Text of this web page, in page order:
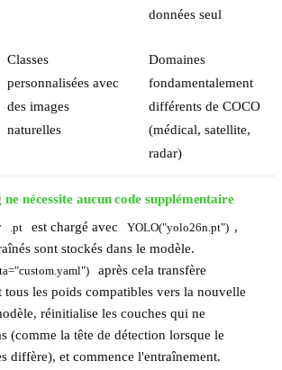
données seul
Classes
personnalisées avec
des images
naturelles
Domaines
fondamentalement
différents de COCO
(médical, satellite,
radar)
nécessite aucun code supplémentaire
.pt est chargé avec YOLO("yolo26n.pt") ,
sont stockés dans le modèle.
après cela transfère
tous les poids compatibles vers la nouvelle
réinitialise les couches qui ne
(comme la tête de détection lorsque le
diffère), et commence l'entraînement.